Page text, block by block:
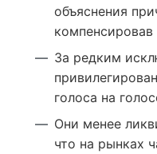
объяснения
За редким
голоса на
Они менее
что на рынках